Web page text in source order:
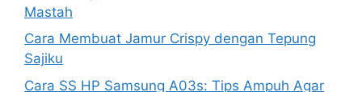
Mastah
Cara Membuat Jamur Crispy dengan Tepung
Sajiku
Cara SS HP Samsung A03s: Tips Ampuh Agar